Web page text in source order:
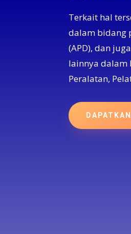
Terkait hal
dalam bidang
(APD), dan
lainnya dalam
Peralatan,